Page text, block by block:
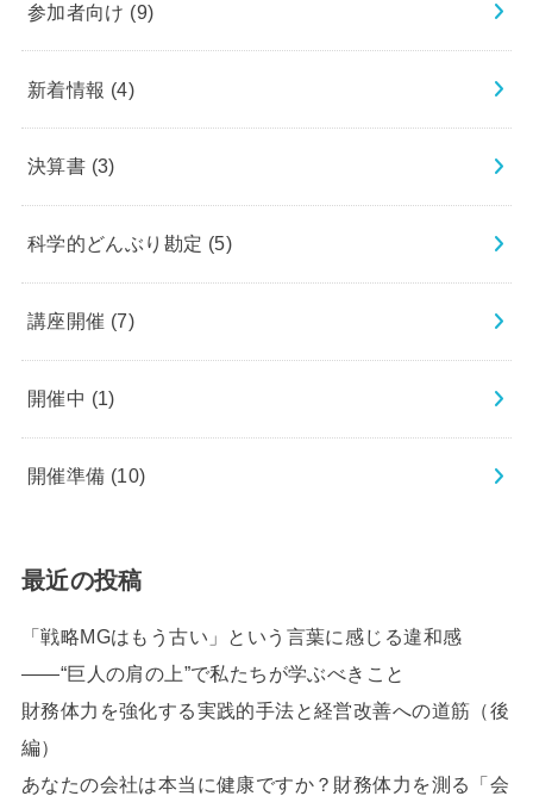
参加者向け (9)
新着情報 (4)
決算書 (3)
科学的どんぶり勘定 (5)
講座開催 (7)
開催中 (1)
開催準備 (10)
最近の投稿
「戦略MGはもう古い」という言葉に感じる違和感
――“巨人の肩の上”で私たちが学ぶべきこと
財務体力を強化する実践的手法と経営改善への道筋（後
編）
あなたの会社は本当に健康ですか？財務体力を測る「会